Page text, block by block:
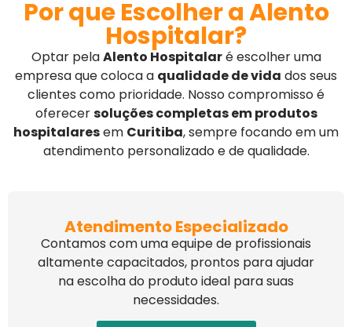
Por que Escolher a Alento
Hospitalar?
Optar pelaAlento Hospitalaré escolher uma
empresa que coloca a qualidade de vida dos seus
clientes como prioridade. Nosso compromisso é
oferecersoluções completas em produtos
hospitalaresem Curitiba, sempre focando em um
atendimento personalizado e de qualidade.
Atendimento Especializado
Contamos com uma equipe de profissionais
altamente capacitados, prontos para ajudar
na escolha do produto ideal para suas
necessidades.